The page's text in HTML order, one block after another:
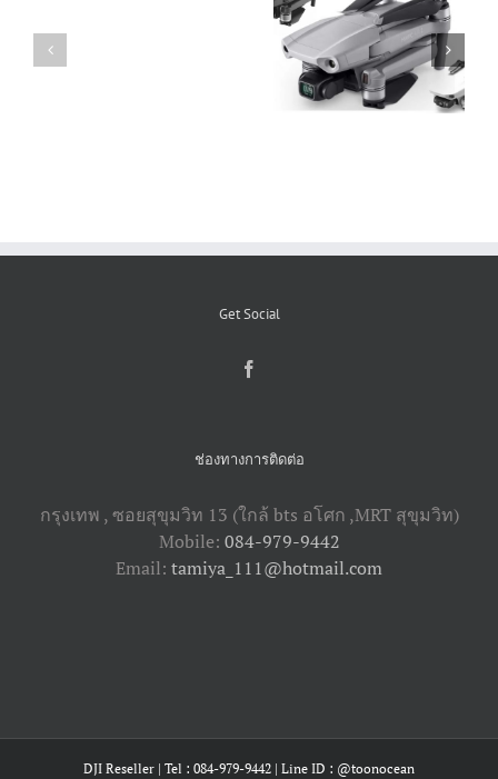
DJI Mavic Air2 vs DJI
Mavic Mini รุ่นไหนดี
กว่า สเปคเด่นกว่าและ
น่าใช้มากกว่ากัน
Get Social
ช่องทางการติดต่อ
กรุงเทพ , ซอยสุขุมวิท 13 (ใกล้ bts อโศก ,​MRT สุขุมวิท)
Mobile: 084-979-9442
Email: tamiya_111@hotmail.com
DJI Reseller | Tel : 084-979-9442 | Line ID : @toonocean